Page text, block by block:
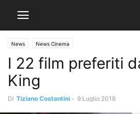
News News Cinema
I 22 film preferiti
King
Di Tiziano Costantini - 9 Luglio 2019